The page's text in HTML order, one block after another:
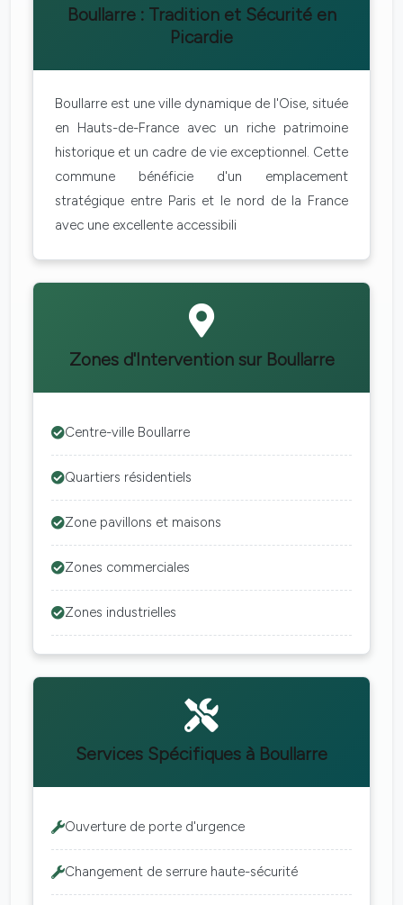
Boullarre : Tradition et Sécurité en
Picardie
Boullarre est une ville dynamique de l'Oise, située
en Hauts-de-France avec un riche patrimoine
historique et un cadre de vie exceptionnel. Cette
commune bénéficie d'un emplacement
stratégique entre Paris et le nord de la France
avec une excellente accessibili
Zones d'Intervention sur Boullarre
Centre-ville Boullarre
Quartiers résidentiels
Zone pavillons et maisons
Zones commerciales
Zones industrielles
Services Spécifiques à Boullarre
Ouverture de porte d'urgence
Changement de serrure haute-sécurité